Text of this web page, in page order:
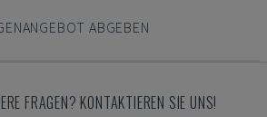
ABGEBEN
FRAGEN? KONTAKTIEREN SIE UNS!